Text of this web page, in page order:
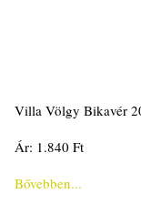
Villa Völgy Bikavér
Ár: 1.840 Ft
Bővebben...